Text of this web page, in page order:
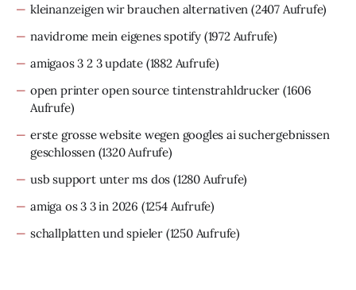
kleinanzeigen wir brauchen alternativen (2407 Aufrufe)
navidrome mein eigenes spotify (1972 Aufrufe)
amigaos 3 2 3 update (1882 Aufrufe)
open printer open source tintenstrahldrucker (1606
Aufrufe)
erste grosse website wegen googles ai suchergebnissen
geschlossen(1320 Aufrufe)
usb support unter ms dos (1280 Aufrufe)
amiga os 3 3 in 2026 (1254 Aufrufe)
schallplatten und spieler (1250 Aufrufe)